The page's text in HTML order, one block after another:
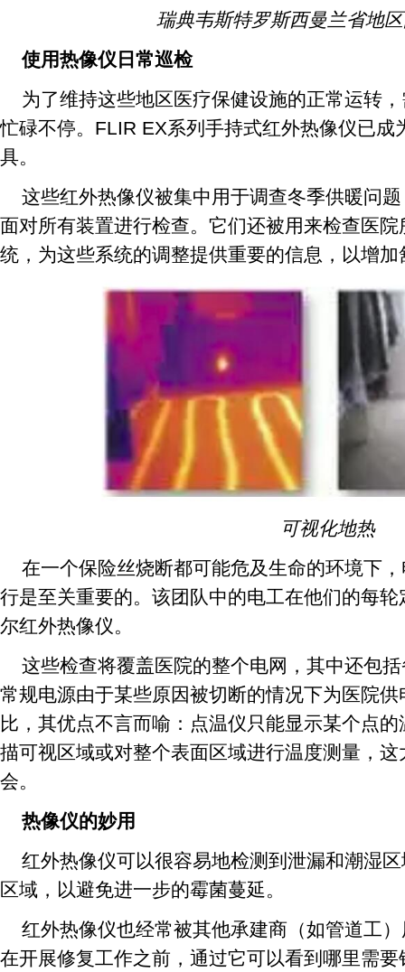
瑞典韦斯特罗斯西曼兰省地
使用热像仪日常巡检
为了维持这些地区医疗保健设施的正常运转
忙碌不停。FLIR EX系列手持式红外热像仪已成
具。
这些红外热像仪被集中用于调查冬季供暖问
面对所有装置进行检查。它们还被用来检查医
统，为这些系统的调整提供重要的信息，以增
可视化地热
在一个保险丝烧断都可能危及生命的环境下
行是至关重要的。该团队中的电工在他们的每
尔红外热像仪。
这些检查将覆盖医院的整个电网，其中还包
常规电源由于某些原因被切断的情况下为医院
比，其优点不言而喻：点温仪只能显示某个点
描可视区域或对整个表面区域进行温度测量，
会。
热像仪的妙用
红外热像仪可以很容易地检测到泄漏和潮湿
区域，以避免进一步的霉菌蔓延。
红外热像仪也经常被其他承建商（如管道工
在开展修复工作之前，通过它可以看到哪里需